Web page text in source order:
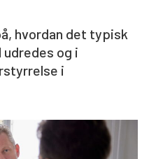
hvordan det typisk
og i
i